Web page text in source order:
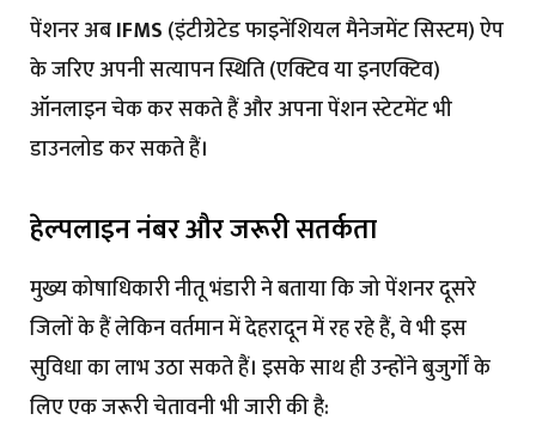
पेंशनर अबIFMS (इंटीग्रेटेड फाइनेंशियल मैनेजमेंट सिस्टम) ऐप
के जरिए अपनी सत्यापन स्थिति (एक्टिव या इनएक्टिव)
ऑनलाइन चेक कर सकते हैं और अपना पेंशन स्टेटमेंट भी
डाउनलोड कर सकते हैं।
हेल्पलाइन नंबर और जरूरी सतर्कता
मुख्य कोषाधिकारी नीतू भंडारी ने बताया कि जो पेंशनर दूसरे
जिलों के हैं लेकिन वर्तमान में देहरादून में रह रहे हैं, वे भी इस
सुविधा का लाभ उठा सकते हैं। इसके साथ ही उन्होंने बुजुर्गों के
लिए एक जरूरी चेतावनी भी जारी की है: